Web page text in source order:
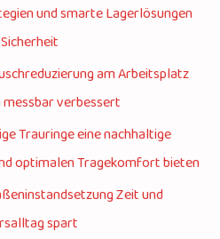
und smarte Lagerlösungen
am Arbeitsplatz
verbessert
Trauringe eine nachhaltige
optimalen Tragekomfort bieten
Zeit und
spart